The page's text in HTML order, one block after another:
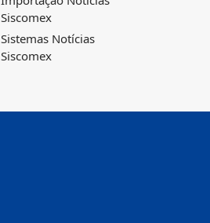
Siscomex
Sistemas Notícias
Siscomex